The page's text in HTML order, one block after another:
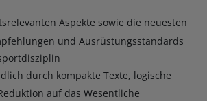
Aspekte sowie die neuesten
und Ausrüstungsstandards
durch kompakte Texte, logische
auf das Wesentliche